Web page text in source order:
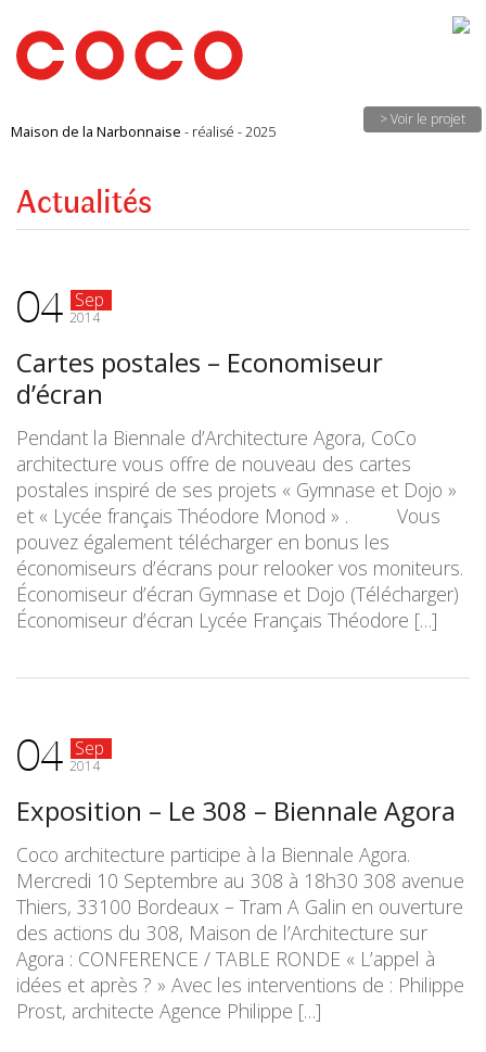
CoCo
Architecture
architecture,
urbanisme,
Maison de la Narbonnaise - réalisé - 2025
> Voir le projet
Actualités
04 Sep
2014
Cartes postales – Economiseur
d’écran
Pendant la Biennale d’Architecture Agora, CoCo
architecture vous offre de nouveau des cartes
postales inspiré de ses projets « Gymnase et Dojo »
et « Lycée français Théodore Monod » . Vous
pouvez également télécharger en bonus les
économiseurs d’écrans pour relooker vos moniteurs.
Économiseur d’écran Gymnase et Dojo (Télécharger)
Économiseur d’écran Lycée Français Théodore […]
04 Sep
2014
Exposition – Le 308 – Biennale Agora
Coco architecture participe à la Biennale Agora.
Mercredi 10 Septembre au 308 à 18h30 308 avenue
Thiers, 33100 Bordeaux – Tram A Galin en ouverture
des actions du 308, Maison de l’Architecture sur
Agora : CONFERENCE / TABLE RONDE « L’appel à
idées et après ? » Avec les interventions de : Philippe
Prost, architecte Agence Philippe […]